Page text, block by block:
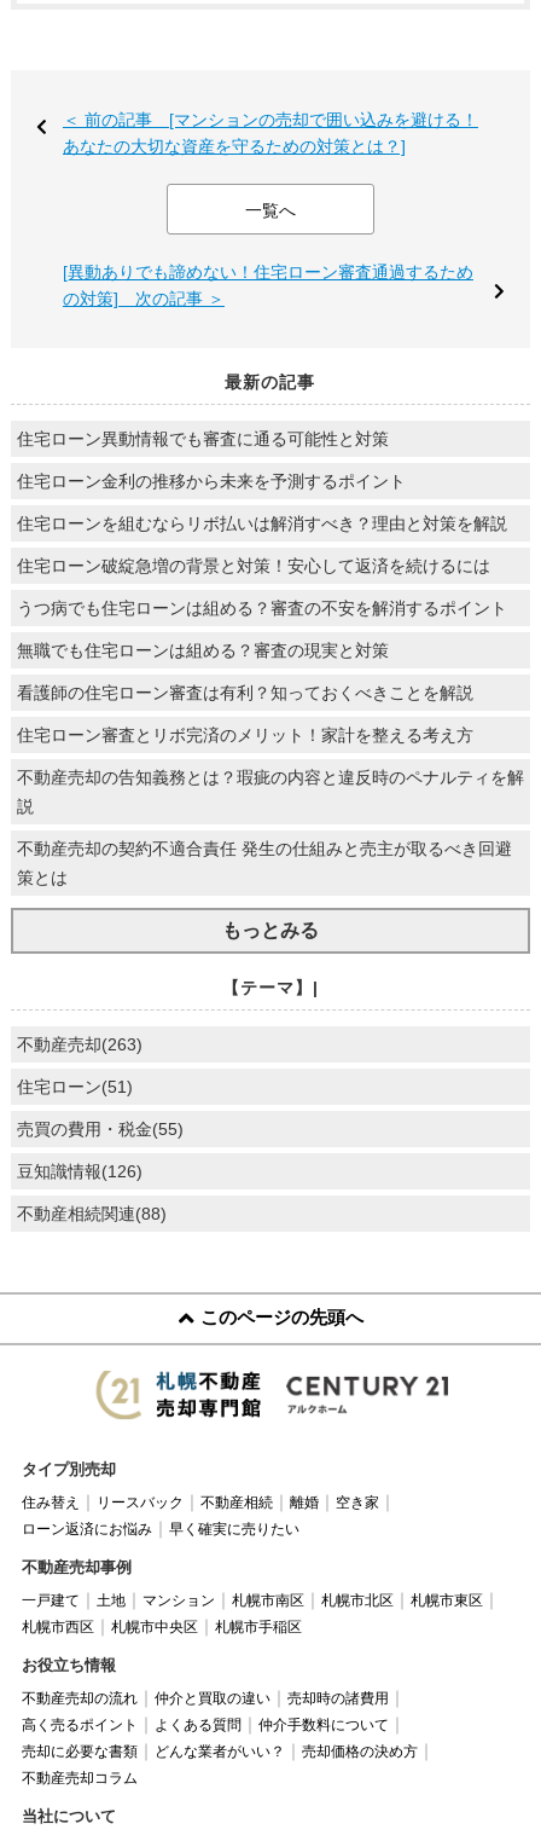
＜ 前の記事 [マンションの売却で囲い込みを避ける！
あなたの大切な資産を守るための対策とは？]
一覧へ
[異動ありでも諦めない！住宅ローン審査通過するため
の対策] 次の記事 ＞
最新の記事
住宅ローン異動情報でも審査に通る可能性と対策
住宅ローン金利の推移から未来を予測するポイント
住宅ローンを組むならリボ払いは解消すべき？理由と対策を解説
住宅ローン破綻急増の背景と対策！安心して返済を続けるには
うつ病でも住宅ローンは組める？審査の不安を解消するポイント
無職でも住宅ローンは組める？審査の現実と対策
看護師の住宅ローン審査は有利？知っておくべきことを解説
住宅ローン審査とリボ完済のメリット！家計を整える考え方
不動産売却の告知義務とは？瑕疵の内容と違反時のペナルティを解
説
不動産売却の契約不適合責任 発生の仕組みと売主が取るべき回避
策とは
もっとみる
【テーマ】|
不動産売却(263)
住宅ローン(51)
売買の費用・税金(55)
豆知識情報(126)
不動産相続関連(88)
このページの先頭へ
タイプ別売却
住み替え リースバック 不動産相続 離婚
空き家
ローン返済にお悩み
早く確実に売りたい
不動産売却事例
一戸建て 土地 マンション 札幌市南区 札幌市北区
札幌市東区
札幌市西区
札幌市中央区 札幌市手稲区
お役立ち情報
不動産売却の流れ 仲介と買取の違い
売却時の諸費用
高く売るポイント
よくある質問
仲介手数料について
売却に必要な書類
どんな業者がいい？
売却価格の決め方
不動産売却コラム
当社について